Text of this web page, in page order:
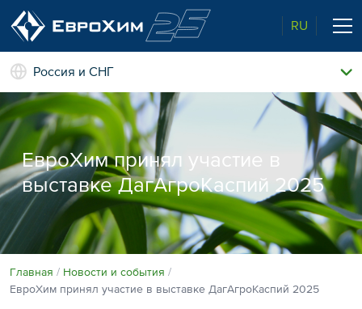
RU
Наши удобрения
О нас
Поддержка и сопровождение
Качество от лидера рынка
Экологичность
Агросервис
Агроэкспертиза
Полевые опыты
Новости и события
Наши контакты
Центр знаний
Россия и СНГ
ЕвроХим принял участие в
выставке ДагАгроКаспий 2025
Главная
Новости и события
ЕвроХим принял участие в выставке ДагАгроКаспий 2025